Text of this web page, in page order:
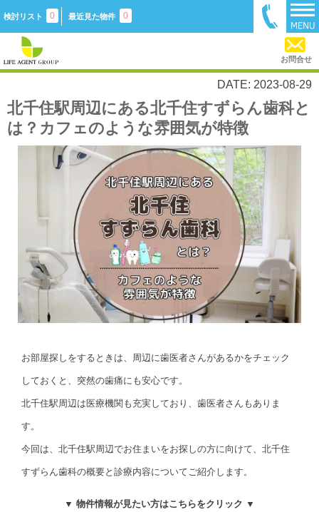
検討リスト 0 最近見た物件 0
お問合せ
DATE: 2023-08-29
北千住駅周辺にある北千住すずらん歯科と
は？カフェのような雰囲気が特徴
お部屋探しをするときは、周辺に歯医者さんがあるかをチェック
しておくと、突然の歯痛にも安心です。
北千住駅周辺は医療機関も充実しており、歯医者さんもありま
す。
今回は、北千住駅周辺でお住まいをお探しの方に向けて、北千住
すずらん歯科の概要と診療内容についてご紹介します。
▼ 物件情報が見たい方はこちらをクリック ▼